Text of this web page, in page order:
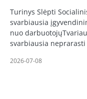
Turinys Slėpti
svarbiausia
nuo
svarbiausia
2026-07-08